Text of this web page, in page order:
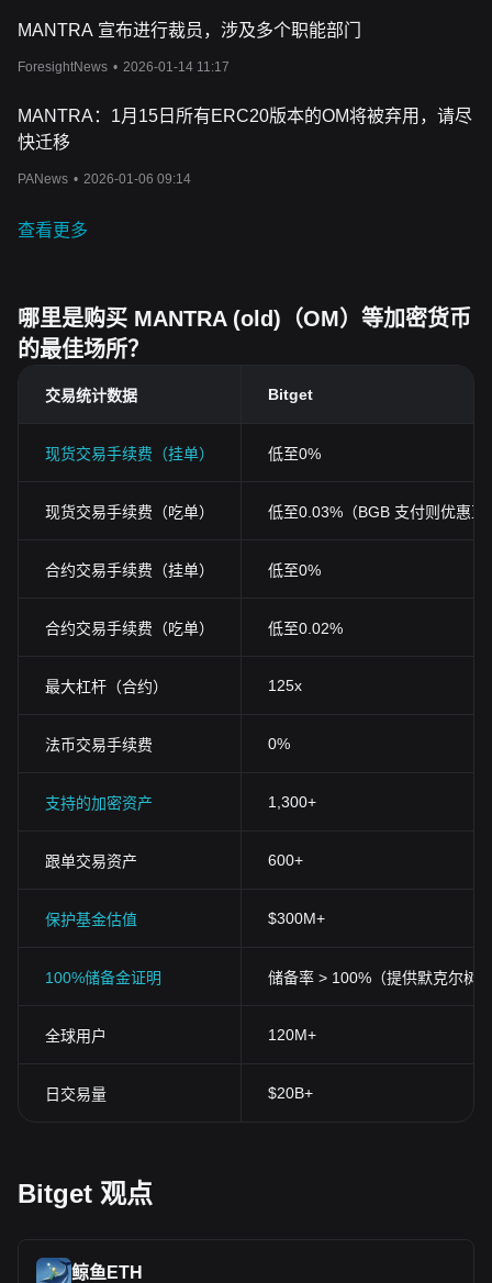
MANTRA 宣布进行裁员，涉及多个职能部门
ForesightNews • 2026-01-14 11:17
MANTRA：1月15日所有ERC20版本的OM将被弃用，请尽
快迁移
PANews • 2026-01-06 09:14
查看更多
哪里是购买 MANTRA (old)（OM）等加密货币
的最佳场所？
交易统计数据 Bitget
现货交易手续费（挂单） 低至0%
现货交易手续费（吃单） 低至0.03%（BGB 支付则优惠至
合约交易手续费（挂单） 低至0%
合约交易手续费（吃单） 低至0.02%
最大杠杆（合约） 125x
法币交易手续费 0%
支持的加密资产 1,300+
跟单交易资产 600+
保护基金估值 $300M+
100%储备金证明 储备率 > 100%（提供默克尔树
全球用户 120M+
日交易量 $20B+
Bitget 观点
鲸鱼ETH